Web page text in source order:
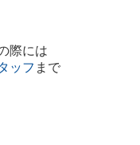
際には
ッフ まで